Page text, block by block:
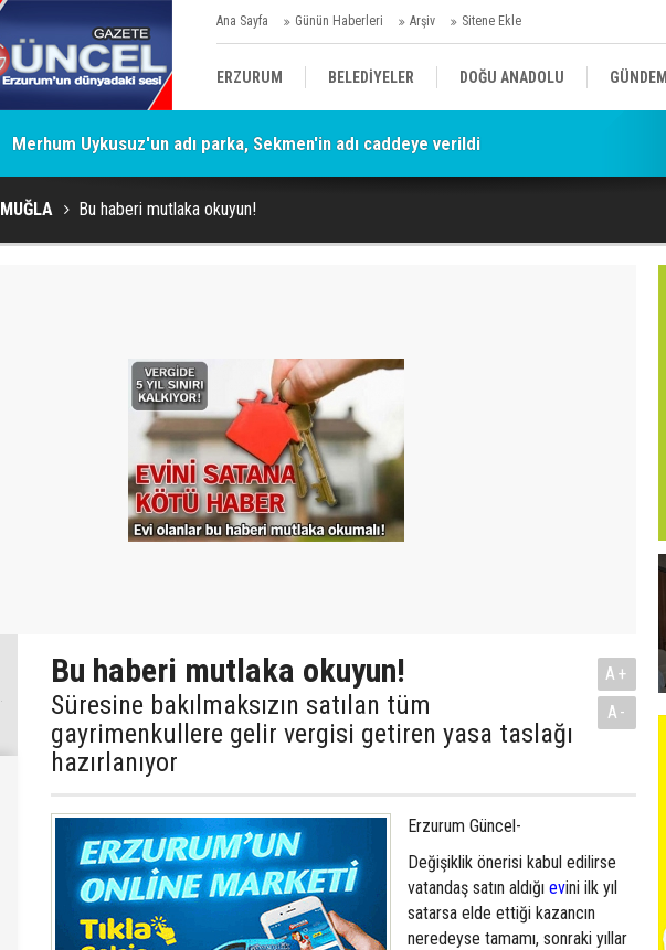
Ana Sayfa Günün Haberleri Arşiv Sitene Ekle
ERZURUM BELEDİYELER DOĞU ANADOLU GÜNDEM
SİYASET AFAD/ SAVAŞ SPOR
KÜLTÜR/SANAT//MAĞAZİN
Merhum Uykusuz'un adı parka, Sekmen'in adı caddeye verildi
MUĞLA Bu haberi mutlaka okuyun!
Bu haberi mutlaka okuyun!
Süresine bakılmaksızın satılan tüm
gayrimenkullere gelir vergisi getiren yasa taslağı
hazırlanıyor
A+
A-
Erzurum Güncel-
Değişiklik önerisi kabul edilirse
vatandaş satın aldığı evini ilk yıl
satarsa elde ettiği kazancın
neredeyse tamamı, sonraki yıllar